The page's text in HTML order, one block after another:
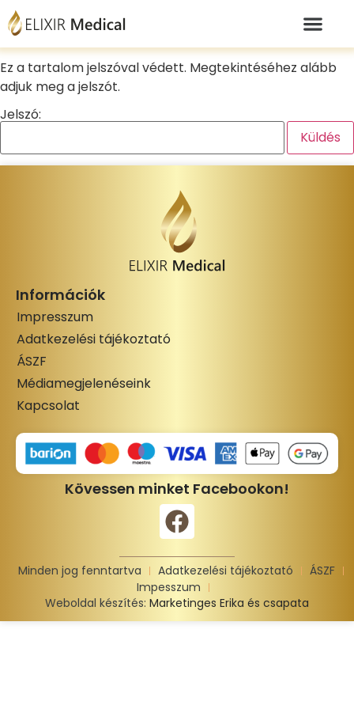
Ez a tartalom jelszóval védett. Megtekintéséhez alább
adjuk meg a jelszót.
Jelszó:
Információk
Impresszum
Adatkezelési tájékoztató
ÁSZF
Médiamegjelenéseink
Kapcsolat
Kövessen minket Facebookon!
Minden jog fenntartva Adatkezelési tájékoztató
ÁSZF
Impesszum
Weboldal készítés: Marketinges Erika és csapata